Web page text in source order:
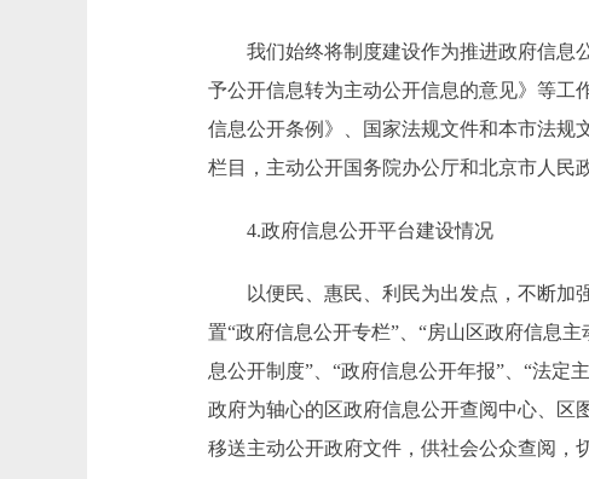
我们始终将制度建设作为推进政府信息公
予公开信息转为主动公开信息的意见》等工
信息公开条例》、国家法规文件和本市法规
栏目，主动公开国务院办公厅和北京市人民
4.政府信息公开平台建设情况
以便民、惠民、利民为出发点，不断加强
置“政府信息公开专栏”、“房山区政府信息
息公开制度”、“政府信息公开年报”、“法定
政府为轴心的区政府信息公开查阅中心、区
移送主动公开政府文件，供社会公众查阅，